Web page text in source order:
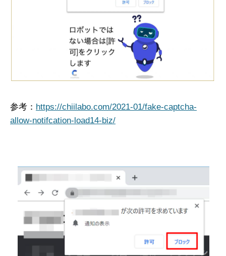
参考： https://chiilabo.com/2021-01/fake-captcha-
allow-notifcation-load14-biz/